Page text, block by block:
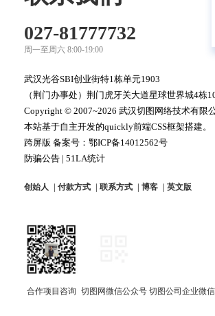
027-81777732
周一至周六 8:00-19:00
武汉光谷SBI创业街特1栋单元1903
（荆门办事处）荆门虎牙关大道星球世界城4栋
Copyright © 2007~2026 武汉切图网络技术有限
本站基于自主开发的quickly前端CSS框架搭建。
跨屏版 备案号： 鄂ICP备14012562号
防骗公告 | 51LA统计
创始人 付款方式 联系方式 博客 英文版
合作项目咨询 切图网微信公众号 切图公司企业微信